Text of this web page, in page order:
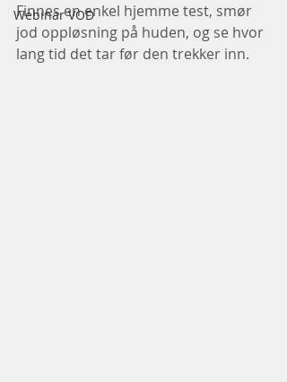
Webinar VOD
Finnes en enkel hjemme test, smør
jod oppløsning på huden, og se hvor
lang tid det tar før den trekker inn.